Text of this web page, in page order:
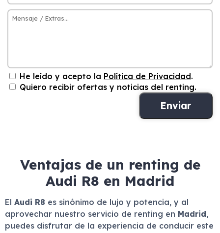
He leído y acepto la Política de Privacidad.
Quiero recibir ofertas y noticias del renting.
Ventajas de un renting de
Audi R8 en Madrid
El Audi R8 es sinónimo de lujo y potencia, y al
aprovechar nuestro servicio de renting en Madrid,
puedes disfrutar de la experiencia de conducir este